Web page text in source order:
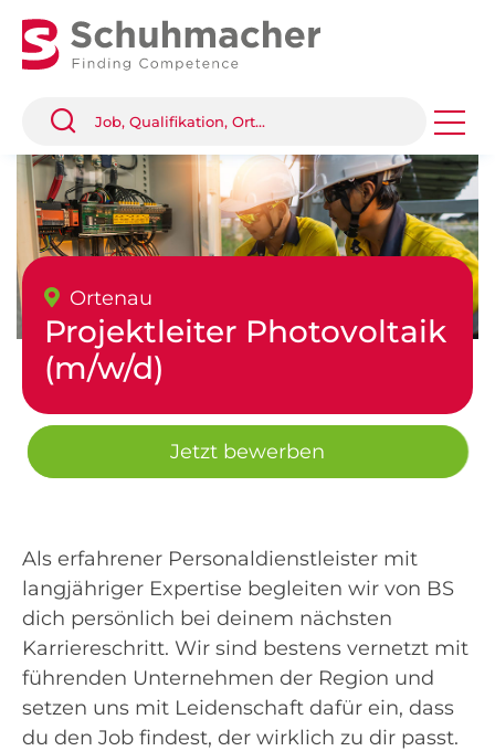
Ortenau
Projektleiter Photovoltaik
(m/w/d)
Jetzt bewerben
Als erfahrener Personaldienstleister mit
langjähriger Expertise begleiten wir von BS
dich persönlich bei deinem nächsten
Karriereschritt. Wir sind bestens vernetzt mit
führenden Unternehmen der Region und
setzen uns mit Leidenschaft dafür ein, dass
du den Job findest, der wirklich zu dir passt.